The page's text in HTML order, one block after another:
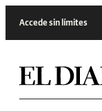
Accede sin límites